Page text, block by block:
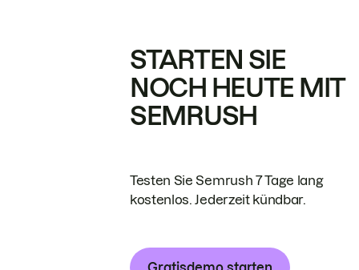
STARTEN SIE
NOCH HEUTE MIT
SEMRUSH
Testen Sie Semrush 7 Tage lang
kostenlos. Jederzeit kündbar.